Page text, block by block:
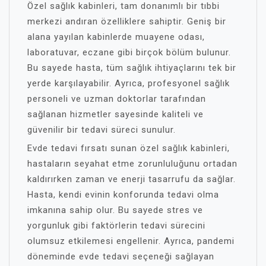
Özel sağlık kabinleri, tam donanımlı bir tıbbi
merkezi andıran özelliklere sahiptir. Geniş bir
alana yayılan kabinlerde muayene odası,
laboratuvar, eczane gibi birçok bölüm bulunur.
Bu sayede hasta, tüm sağlık ihtiyaçlarını tek bir
yerde karşılayabilir. Ayrıca, profesyonel sağlık
personeli ve uzman doktorlar tarafından
sağlanan hizmetler sayesinde kaliteli ve
güvenilir bir tedavi süreci sunulur.
Evde tedavi fırsatı sunan özel sağlık kabinleri,
hastaların seyahat etme zorunluluğunu ortadan
kaldırırken zaman ve enerji tasarrufu da sağlar.
Hasta, kendi evinin konforunda tedavi olma
imkanına sahip olur. Bu sayede stres ve
yorgunluk gibi faktörlerin tedavi sürecini
olumsuz etkilemesi engellenir. Ayrıca, pandemi
döneminde evde tedavi seçeneği sağlayan